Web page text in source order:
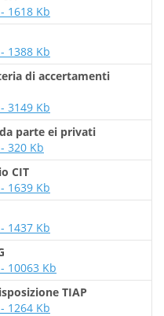
1618 Kb
1388 Kb
di accertamenti
3149 Kb
parte ei privati
320 Kb
CIT
1639 Kb
1437 Kb
10063 Kb
TIAP
1264 Kb